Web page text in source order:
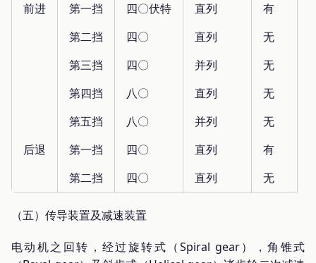
前进
第一挡 四〇伏特 直列
有
第二挡
四〇 直列
无
第三挡
四〇 并列
无
第四挡
八〇 直列
无
第五挡
八〇 并列
无
后退
第一挡 四〇 直列
有
第二挡
四〇 直列 无
（五）传导装置及减速装置
电动机之回转，经过旋转式（Spiral gear），角锥式